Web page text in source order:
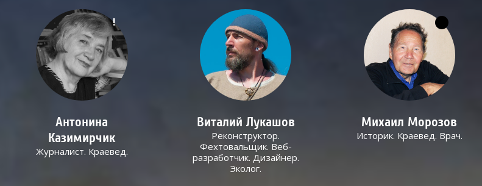
!
Антонина
Казимирчик
Журналист. Краевед.
Виталий Лукашов
Реконструктор.
Фехтовальщик. Веб-
разработчик. Дизайнер.
Эколог.
Михаил Морозов
Историк. Краевед. Врач.